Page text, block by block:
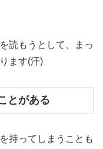
読もうとして、まっ
ります(汗)
とがある
持ってしまうことも